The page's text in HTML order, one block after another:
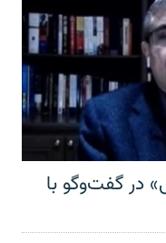
در گفت‌وگو با